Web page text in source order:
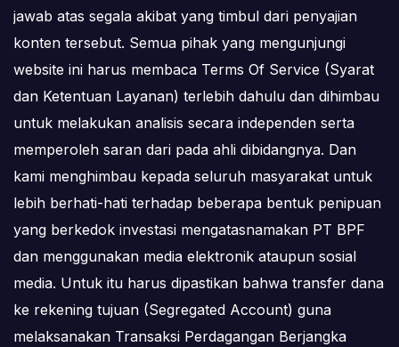
jawab atas segala akibat yang timbul dari penyajian
konten tersebut. Semua pihak yang mengunjungi
website ini harus membaca Terms Of Service (Syarat
dan Ketentuan Layanan) terlebih dahulu dan dihimbau
untuk melakukan analisis secara independen serta
memperoleh saran dari pada ahli dibidangnya. Dan
kami menghimbau kepada seluruh masyarakat untuk
lebih berhati-hati terhadap beberapa bentuk penipuan
yang berkedok investasi mengatasnamakan PT BPF
dan menggunakan media elektronik ataupun sosial
media. Untuk itu harus dipastikan bahwa transfer dana
ke rekening tujuan (Segregated Account) guna
melaksanakan Transaksi Perdagangan Berjangka